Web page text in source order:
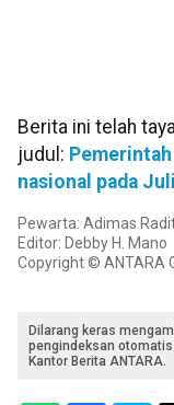
Berita ini telah
judul:
nasional pada Juli
Pewarta: Adimas
Editor: Debby H. Mano
Copyright © ANTARA
Dilarang keras
pengindeksan
Kantor Berita ANTARA.